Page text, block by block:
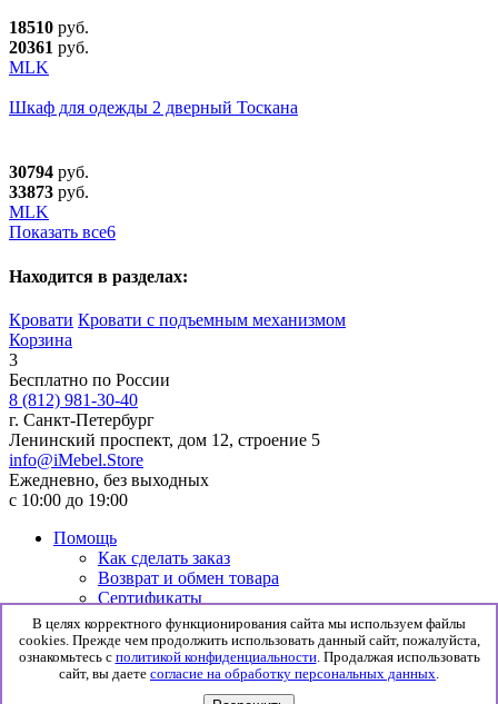
18510 руб.
20361 руб.
MLK
Шкаф для одежды 2 дверный Тоскана
30794 руб.
33873 руб.
MLK
Показать все6
Находится в разделах:
Кровати Кровати с подъемным механизмом
Корзина
3
Бесплатно по России
8 (812) 981-30-40
г. Санкт-Петербург
Ленинский проспект, дом 12, строение 5
info@iMebel.Store
Ежедневно, без выходных
с 10:00 до 19:00
Помощь
Как сделать заказ
Возврат и обмен товара
Сертификаты
Информация
Гарантия
Доставка и сборка
Политика конфиденциальности
Согласие на обработку данных
В целях корректного функционирования сайта мы используем файлы
cookies. Прежде чем продолжить использовать данный сайт, пожалуйста,
ознакомьтесь с политикой конфиденциальности. Продалжая использовать
сайт, вы даете согласие на обработку персональных данных.